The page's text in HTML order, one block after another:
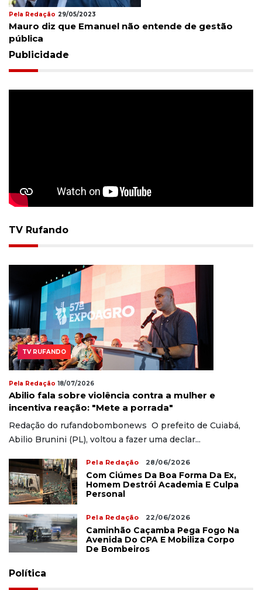
Pela Redação 29/05/2023
Mauro diz que Emanuel não entende de gestão
pública
Publicidade
TV Rufando
TV RUFANDO
Pela Redação 18/07/2026
Abilio fala sobre violência contra a mulher e
incentiva reação: "Mete a porrada"
Redação do rufandobombonews O prefeito de Cuiabá,
Abilio Brunini (PL), voltou a fazer uma declar...
Pela Redação 28/06/2026
Com Ciúmes Da Boa Forma Da Ex,
Homem Destrói Academia E Culpa
Personal
Pela Redação 22/06/2026
Caminhão Caçamba Pega Fogo Na
Avenida Do CPA E Mobiliza Corpo
De Bombeiros
Política